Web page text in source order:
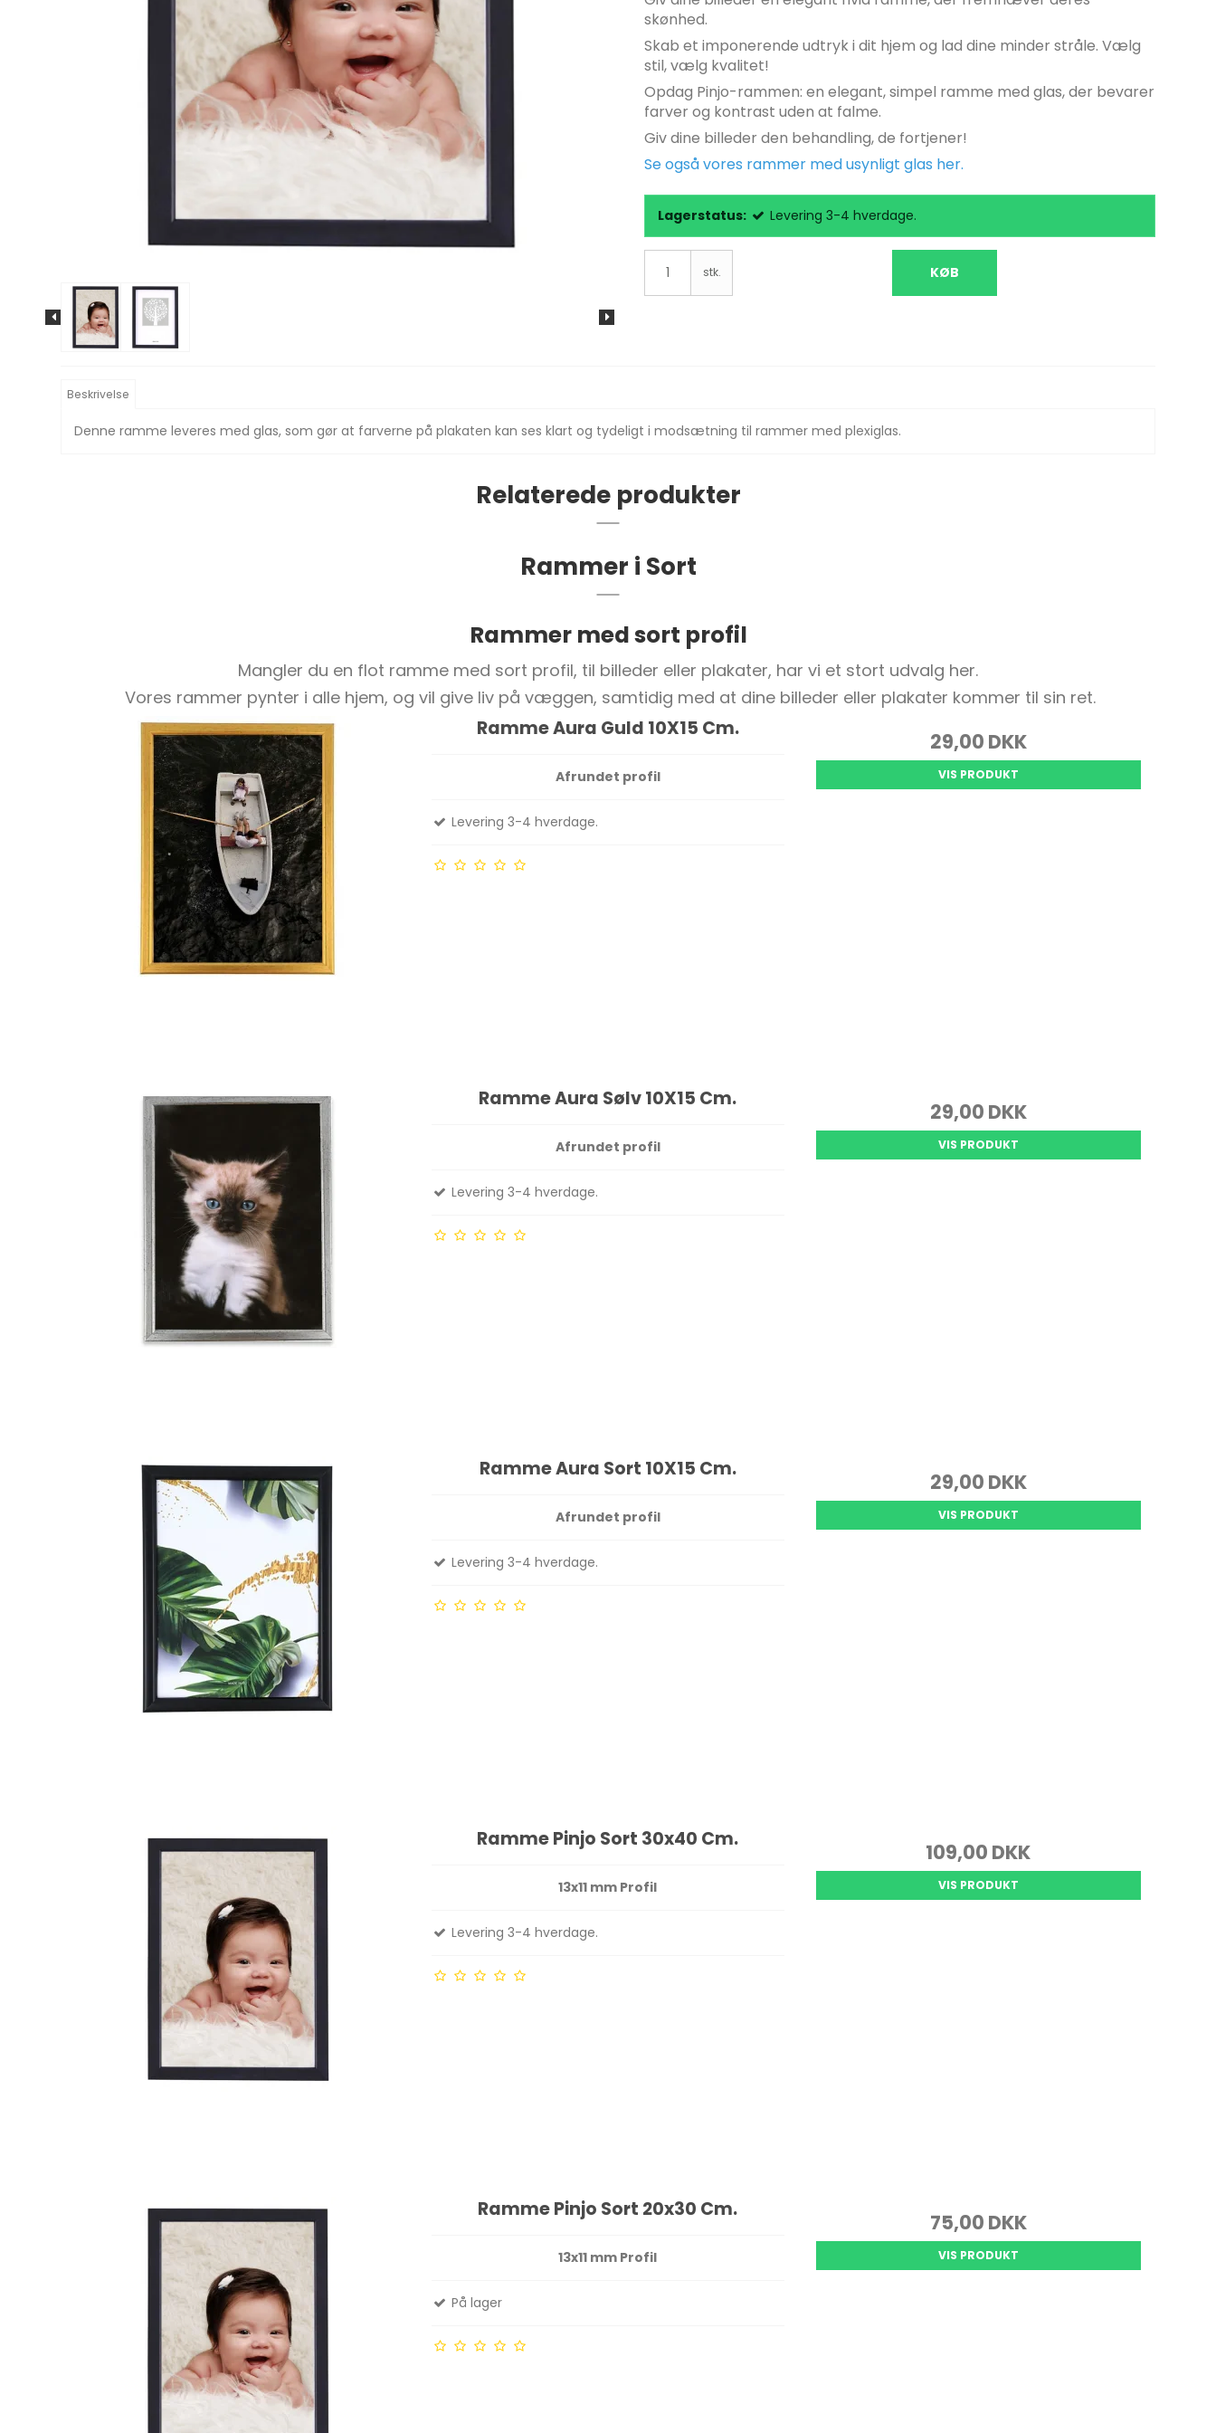
Rammer i 20x20 Cm.
Rammer i 30x30 Cm.
Rammer i 50x50 Cm.
Glas ® CLARITY
skønhed.
Skab et imponerende udtryk i dit hjem og lad dine minder stråle. Vælg
stil, vælg kvalitet!
Opdag Pinjo-rammen: en elegant, simpel ramme med glas, der bevarer
farver og kontrast uden at falme.
Giv dine billeder den behandling, de fortjener!
Se også vores rammer med usynligt glas her.
Lagerstatus: Levering 3-4 hverdage.
stk. KØB
Beskrivelse
Denne ramme leveres med glas, som gør at farverne på plakaten kan ses klart og tydeligt i modsætning til rammer med plexiglas.
Relaterede produkter
Rammer i Sort
Rammer med sort profil
Mangler du en flot ramme med sort profil, til billeder eller plakater, har vi et stort udvalg her.
Vores rammer pynter i alle hjem, og vil give liv på væggen, samtidig med at dine billeder eller plakater kommer til sin ret.
Ramme Aura Guld 10X15 Cm.
Afrundet profil
Levering 3-4 hverdage.
29,00 DKK
VIS PRODUKT
Ramme Aura Sølv 10X15 Cm.
Afrundet profil
Levering 3-4 hverdage.
29,00 DKK
VIS PRODUKT
Ramme Aura Sort 10X15 Cm.
Afrundet profil
Levering 3-4 hverdage.
29,00 DKK
VIS PRODUKT
Ramme Pinjo Sort 30x40 Cm.
13x11 mm Profil
Levering 3-4 hverdage.
109,00 DKK
VIS PRODUKT
Ramme Pinjo Sort 20x30 Cm.
13x11 mm Profil
På lager
75,00 DKK
VIS PRODUKT